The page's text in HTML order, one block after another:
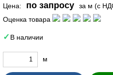
Цена: по запросу
за м (с
Оценка товара
В наличии
м